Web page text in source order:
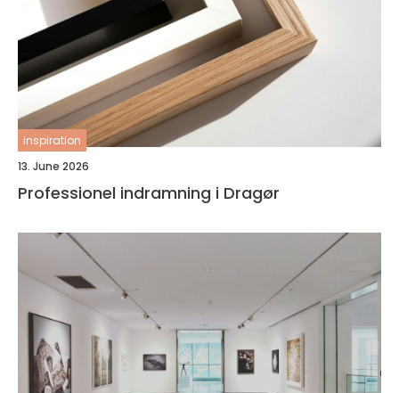
inspiration
13. June 2026
Professionel indramning i Dragør